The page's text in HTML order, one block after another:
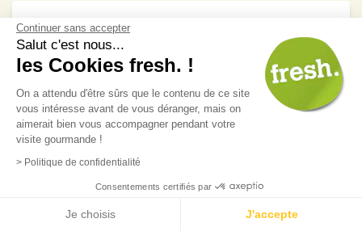
Beauzelle
Rue de Juncassa
31700 BEAUZELLE
Ouvert De 08h30 à 12h30
Continuer sans accepter
Salut c'est nous...
les Cookies fresh. !
On a attendu d'être sûrs que le contenu de ce site
vous intéresse avant de vous déranger, mais on
aimerait bien vous accompagner pendant votre
visite gourmande !
> Politique de confidentialité
Consentements certifiés par
Je choisis J'accepte